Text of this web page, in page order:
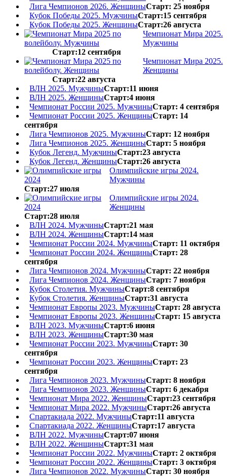
Лига Чемпионов 2026. ЖенщиныСтарт: 25 ноября
Кубок Победы 2025. МужчиныСтарт:15 сентября
Кубок Победы 2025. ЖенщиныСтарт:26 августа
Чемпионат Мира 2025.
Мужчины
Старт:12 сентября
Чемпионат Мира 2025.
Женщины
Старт:22 августа
ВЛН 2025. МужчиныСтарт:11 июня
ВЛН 2025. ЖенщиныСтарт:4 июня
Чемпионат России 2025. МужчиныСтарт: 4 сентября
Чемпионат России 2025. ЖенщиныСтарт: 14
сентября
Лига Чемпионов 2025. МужчиныСтарт: 12 ноября
Лига Чемпионов 2025. ЖенщиныСтарт: 5 ноября
Кубок Легенд. МужчиныСтарт:23 августа
Кубок Легенд. ЖенщиныСтарт:26 августа
Олимпийские игры 2024.
Мужчины
Старт:27 июля
Олимпийские игры 2024.
Женщины
Старт:28 июля
ВЛН 2024. МужчиныСтарт:21 мая
ВЛН 2024. ЖенщиныСтарт:14 мая
Чемпионат России 2024. МужчиныСтарт: 11 октября
Чемпионат России 2024. ЖенщиныСтарт: 28
сентября
Лига Чемпионов 2024. МужчиныСтарт: 22 ноября
Лига Чемпионов 2024. ЖенщиныСтарт: 7 ноября
Кубок Столетия. МужчиныСтарт:8 сентября
Кубок Столетия. ЖенщиныСтарт:31 августа
Чемпионат Европы 2023. МужчиныСтарт: 28 августа
Чемпионат Европы 2023. ЖенщиныСтарт: 15 августа
ВЛН 2023. МужчиныСтарт:6 июня
ВЛН 2023. ЖенщиныСтарт:30 мая
Чемпионат России 2023. МужчиныСтарт: 30
сентября
Чемпионат России 2023. ЖенщиныСтарт: 23
сентября
Лига Чемпионов 2023. МужчиныСтарт: 8 ноября
Лига Чемпионов 2023. ЖенщиныСтарт: 6 декабря
Чемпионат Мира 2022. ЖенщиныСтарт:23 сентября
Чемпионат Мира 2022. МужчиныСтарт:26 августа
Спартакиада 2022. МужчиныСтарт:11 августа
Спартакиада 2022. ЖенщиныСтарт:17 августа
ВЛН 2022. МужчиныСтарт:07 июня
ВЛН 2022. ЖенщиныСтарт:31 мая
Чемпионат России 2022. МужчиныСтарт: 2 октября
Чемпионат России 2022. ЖенщиныСтарт: 3 октября
Лига Чемпионов 2022. МужчиныСтарт: 30 ноября